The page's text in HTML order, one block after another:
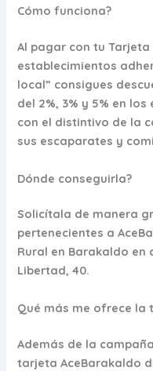
Cómo funciona?
Al pagar con tu
establecimientos
local” consigues
del 2%, 3% y 5% en
con el distintivo de la
sus escaparates y
Dónde conseguirla?
Solicítala de manera
pertenecientes a
Rural en Barakaldo en
Libertad, 40.
Qué más me ofrece la
Además de la
tarjeta AceBarakaldo